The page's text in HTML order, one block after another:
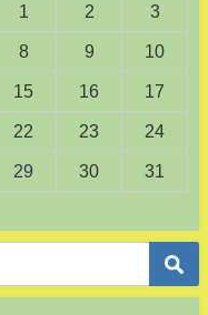
1 2 3
8 9 10
15 16 17
22 23 24
29 30
31